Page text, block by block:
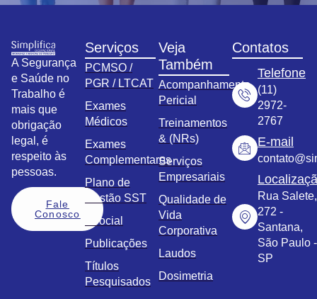
A Segurança
e Saúde no
Trabalho é
mais que
obrigação
legal, é
respeito às
pessoas.
Fale
Conosco
Serviços
PCMSO /
PGR / LTCAT
Exames
Médicos
Exames
Complementares
Plano de
Gestão SST
eSocial
Publicações
Títulos
Pesquisados
Veja
Também
Acompanhamento
Pericial
Treinamentos
& (NRs)
Serviços
Empresariais
Qualidade de
Vida
Corporativa
Laudos
Dosimetria
Contatos
Telefone
(11)
2972-
2767
E-mail
Rua Salete,
272 -
Santana,
São Paulo -
SP